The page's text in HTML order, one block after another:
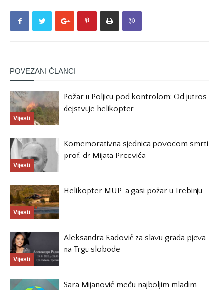
POVEZANI ČLANCI
Vijesti
Požar u Poljicu pod kontrolom: Od jutros
dejstvuje helikopter
Vijesti
Komemorativna sjednica povodom smrti
prof. dr Mijata Prcovića
Vijesti
Helikopter MUP-a gasi požar u Trebinju
Vijesti
Aleksandra Radović za slavu grada pjeva
na Trgu slobode
Sara Mijanović među najboljim mladim